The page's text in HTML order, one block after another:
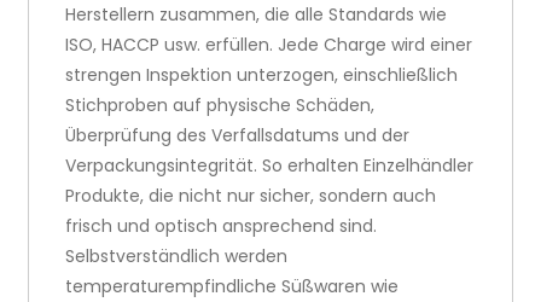
Herstellern zusammen, die alle Standards wie
ISO, HACCP usw. erfüllen. Jede Charge wird einer
strengen Inspektion unterzogen, einschließlich
Stichproben auf physische Schäden,
Überprüfung des Verfallsdatums und der
Verpackungsintegrität. So erhalten Einzelhändler
Produkte, die nicht nur sicher, sondern auch
frisch und optisch ansprechend sind.
Selbstverständlich werden
temperaturempfindliche Süßwaren wie